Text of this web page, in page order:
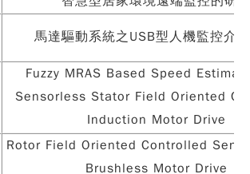
馬達驅動系統之USB型人機監控介
Fuzzy MRAS Based Speed
Sensorless Stator Field Oriented
Induction Motor Drive
Rotor Field Oriented Controlled
Brushless Motor Drive